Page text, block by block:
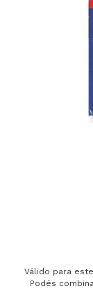
Válido para
Podés